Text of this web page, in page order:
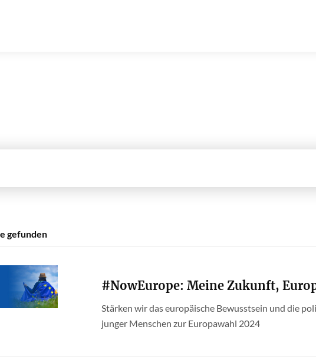
gefunden
#NowEurope: Meine Zukunft,
Stärken wir das europäische Bewusstsein und die
junger Menschen zur Europawahl 2024